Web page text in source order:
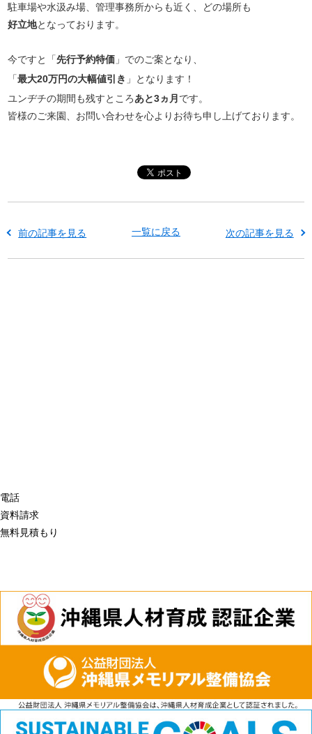
駐車場や水汲み場、管理事務所からも近く、どの場所も
好立地となっております。
今ですと「先行予約特価 」でのご案となり、
「最大20万円の大幅値引き 」となります！
ユンヂチの期間も残すところあと3ヵ月 です。
皆様のご来園、お問い合わせを心よりお待ち申し上げております。
前の記事を見る 一覧に戻る 次の記事を見る
電話
資料請求
無料見積もり